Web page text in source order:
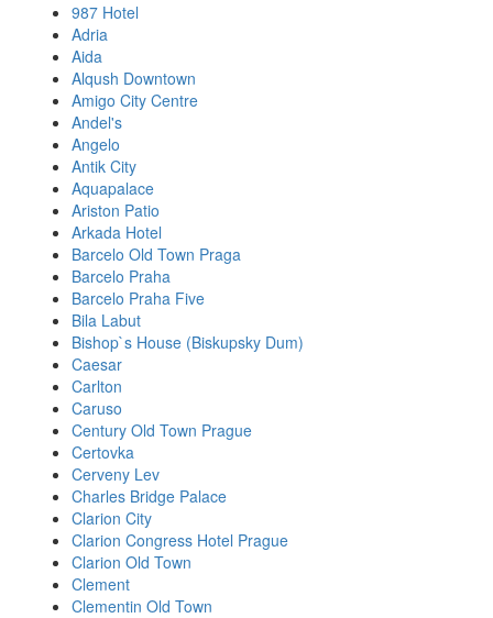
987 Hotel
Adria
Aida
Alqush Downtown
Amigo City Centre
Andel's
Angelo
Antik City
Aquapalace
Ariston Patio
Arkada Hotel
Barcelo Old Town Praga
Barcelo Praha
Barcelo Praha Five
Bila Labut
Bishop`s House (Biskupsky Dum)
Caesar
Carlton
Caruso
Century Old Town Prague
Certovka
Cerveny Lev
Charles Bridge Palace
Clarion City
Clarion Congress Hotel Prague
Clarion Old Town
Clement
Clementin Old Town